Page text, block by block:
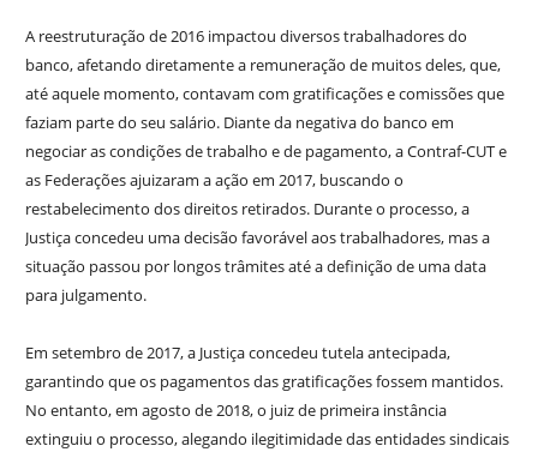
A reestruturação de 2016 impactou diversos trabalhadores do
banco, afetando diretamente a remuneração de muitos deles, que,
até aquele momento, contavam com gratificações e comissões que
faziam parte do seu salário. Diante da negativa do banco em
negociar as condições de trabalho e de pagamento, a Contraf-CUT e
as Federações ajuizaram a ação em 2017, buscando o
restabelecimento dos direitos retirados. Durante o processo, a
Justiça concedeu uma decisão favorável aos trabalhadores, mas a
situação passou por longos trâmites até a definição de uma data
para julgamento.
Em setembro de 2017, a Justiça concedeu tutela antecipada,
garantindo que os pagamentos das gratificações fossem mantidos.
No entanto, em agosto de 2018, o juiz de primeira instância
extinguiu o processo, alegando ilegitimidade das entidades sindicais